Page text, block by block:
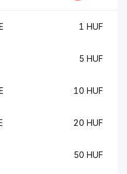
1 HUF
5 HUF
10 HUF
20 HUF
50 HUF